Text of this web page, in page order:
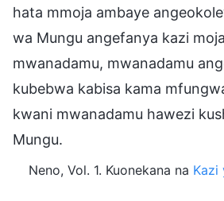
hata mmoja ambaye
wa Mungu angefanya kazi
mwanadamu, mwanadamu
kubebwa kabisa kama
kwani mwanadamu hawezi
Mungu.
Neno, Vol. 1. Kuonekana na Kazi